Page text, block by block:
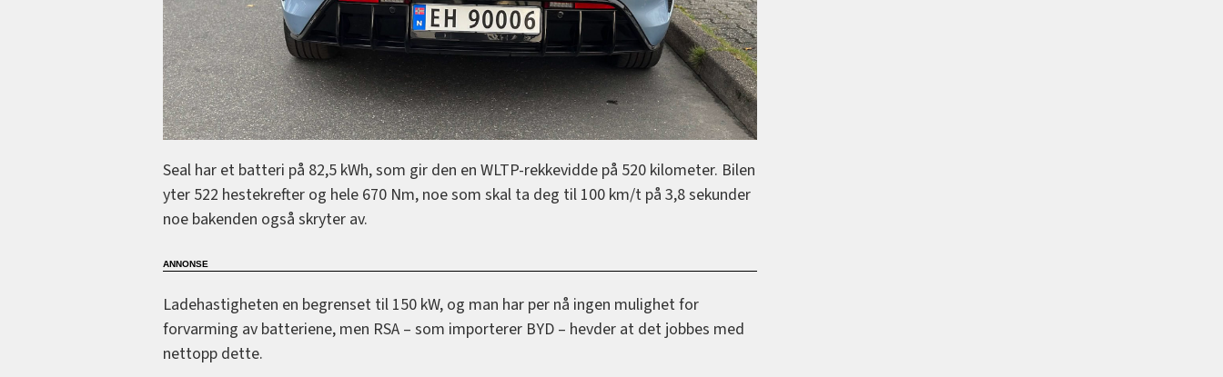
Seal har et batteri på 82,5 kWh, som gir den en WLTP-rekkevidde på 520 kilometer. Bilen
yter 522 hestekrefter og hele 670 Nm, noe som skal ta deg til 100 km/t på 3,8 sekunder
noe bakenden også skryter av.
Ladehastigheten en begrenset til 150 kW, og man har per nå ingen mulighet for
forvarming av batteriene, men RSA – som importerer BYD – hevder at det jobbes med
nettopp dette.